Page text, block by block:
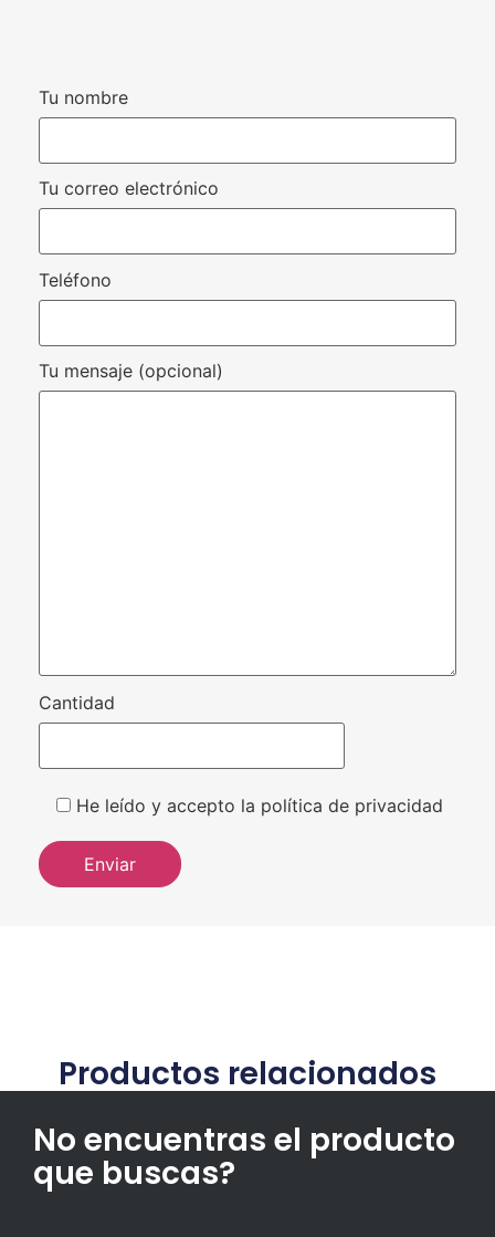
Tu nombre
Tu correo electrónico
Teléfono
Tu mensaje (opcional)
Cantidad
He leído y accepto la política de privacidad
Productos relacionados
No encuentras el producto
que buscas?